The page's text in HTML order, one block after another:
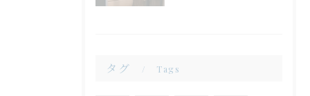
タグ Tags